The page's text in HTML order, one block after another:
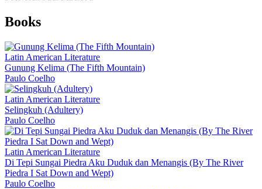
Books
Latin American Literature
Gunung Kelima (The Fifth Mountain)
Paulo Coelho
Latin American Literature
Selingkuh (Adultery)
Paulo Coelho
Latin American Literature
Di Tepi Sungai Piedra Aku Duduk dan Menangis (By The River
Piedra I Sat Down and Wept)
Paulo Coelho